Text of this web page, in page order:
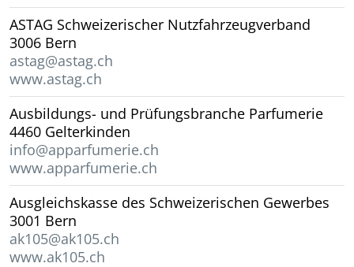
ASTAG Schweizerischer Nutzfahrzeugverband
3006 Bern
astag@astag.ch
www.astag.ch
Ausbildungs- und Prüfungsbranche Parfumerie
4460 Gelterkinden
info@apparfumerie.ch
www.apparfumerie.ch
Ausgleichskasse des Schweizerischen Gewerbes
3001 Bern
ak105@ak105.ch
www.ak105.ch